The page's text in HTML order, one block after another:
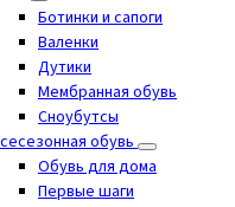
Ботинки и сапоги
Валенки
Дутики
Мембранная обувь
Сноубутсы
обувь
Обувь для дома
Первые шаги